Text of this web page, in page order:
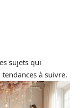
sujets qui
à suivre.